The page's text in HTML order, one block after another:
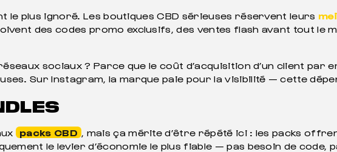
le plus ignoré. Les boutiques CBD sérieuses réservent leurs
des codes promo exclusifs, des ventes flash avant tout le
sociaux ? Parce que le coût d’acquisition d’un client par
Sur Instagram, la marque paie pour la visibilité — cette
packs CBD , mais ça mérite d’être répété ici : les packs
le levier d’économie le plus fiable — pas besoin de code,